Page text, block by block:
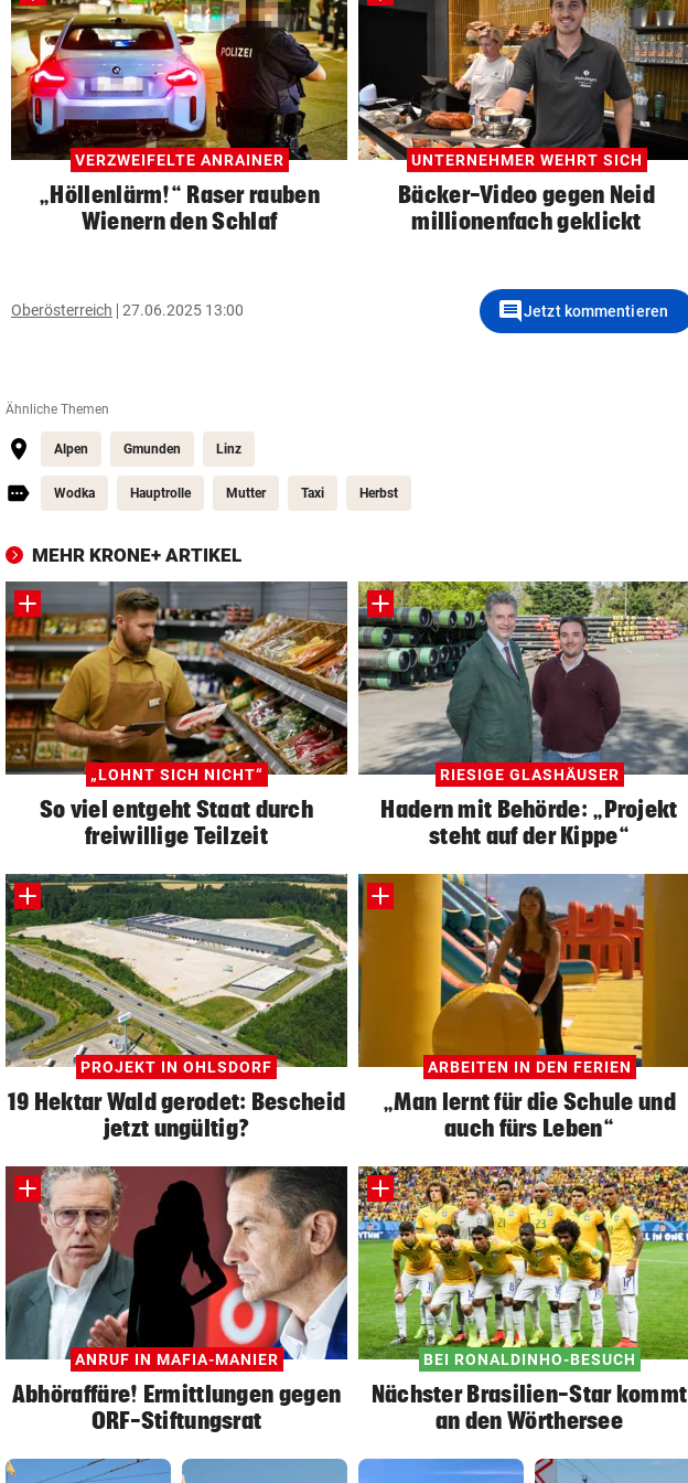
VERZWEIFELTE ANRAINER
„Höllenlärm!“ Raser rauben
Wienern den Schlaf
UNTERNEHMER WEHRT SICH
Bäcker-Video gegen Neid
millionenfach geklickt
Oberösterreich 27.06.2025 13:00 commentJetzt kommentieren
Ähnliche Themen
Alpen Gmunden Linz
Wodka Hauptrolle Mutter Taxi Herbst
MEHR KRONE+ ARTIKEL
„LOHNT SICH NICHT“
So viel entgeht Staat durch
freiwillige Teilzeit
RIESIGE GLASHÄUSER
Hadern mit Behörde: „Projekt
steht auf der Kippe“
PROJEKT IN OHLSDORF
19 Hektar Wald gerodet: Bescheid
jetzt ungültig?
ARBEITEN IN DEN FERIEN
„Man lernt für die Schule und
auch fürs Leben“
ANRUF IN MAFIA-MANIER
Abhöraffäre! Ermittlungen gegen
ORF-Stiftungsrat
BEI RONALDINHO-BESUCH
Nächster Brasilien-Star kommt
an den Wörthersee